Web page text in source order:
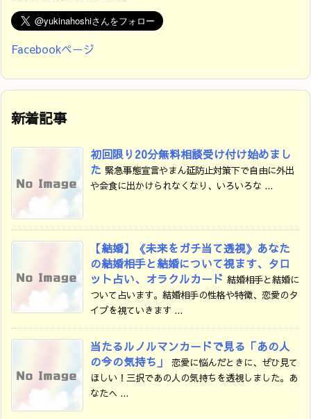
Facebookページ
新着記事
初回限り20分無料相談受け付け始めまし
た 緊急事態宣言やまん延防止対策下で自由に外出
や会食に出かけられなくなり、いろいろな ...
【結婚】《未来をガチ当て透視》あなた
の結婚相手と結婚について視ます、タロ
ット占い、オラクルカード 結婚相手と結婚に
ついて占います。結婚相手の性格や特徴、恋愛のタ
イプを視ていきます ...
当たるルノルマンカードで見る「あの人
の今の気持ち」
恋愛に悩んだときに、ぜひ見て
ほしい！三択であの人の気持ちを透視しました。あ
なたへ ...